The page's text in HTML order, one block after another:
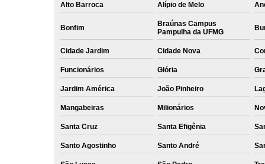
Alto Barroca
Alípio de Melo
Bonfim
Braúnas Campus
Pampulha da UFMG
Cidade Jardim Cidade Nova
Funcionários Glória
Jardim América João Pinheiro
Mangabeiras Milionários
Santa Cruz Santa Efigênia
Santo Agostinho Santo André